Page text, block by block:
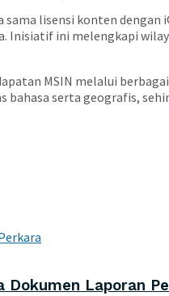
lisensi konten
ini melengkapi
MSIN melalui
serta geografis,
Dokumen Laporan